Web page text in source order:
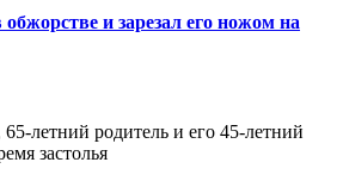
и зарезал его ножом на
летний родитель и его 45-летний
застолья